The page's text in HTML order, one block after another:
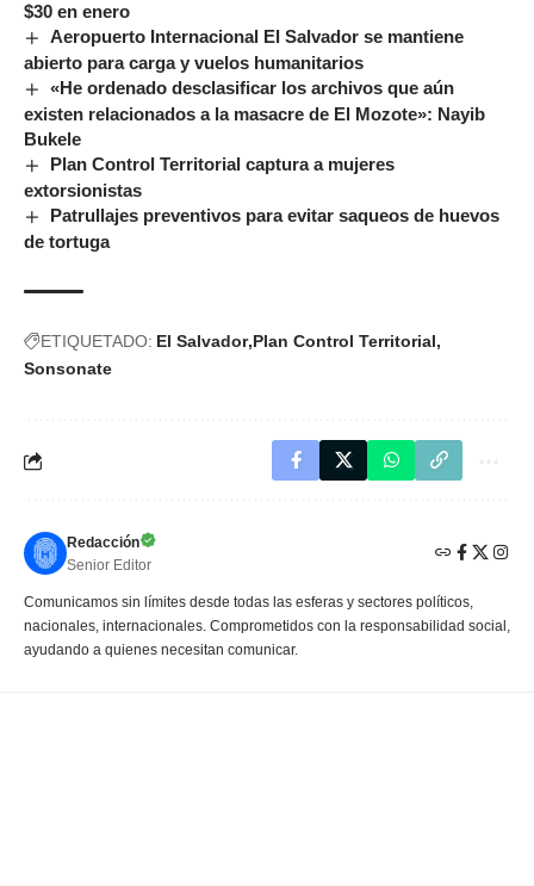
$30 en enero
Aeropuerto Internacional El Salvador se mantiene
abierto para carga y vuelos humanitarios
«He ordenado desclasificar los archivos que aún
existen relacionados a la masacre de El Mozote»: Nayib
Bukele
Plan Control Territorial captura a mujeres
extorsionistas
Patrullajes preventivos para evitar saqueos de huevos
de tortuga
ETIQUETADO: El Salvador Plan Control Territorial
Sonsonate
Redacción
Senior Editor
Comunicamos sin límites desde todas las esferas y sectores políticos,
nacionales, internacionales. Comprometidos con la responsabilidad social,
ayudando a quienes necesitan comunicar.